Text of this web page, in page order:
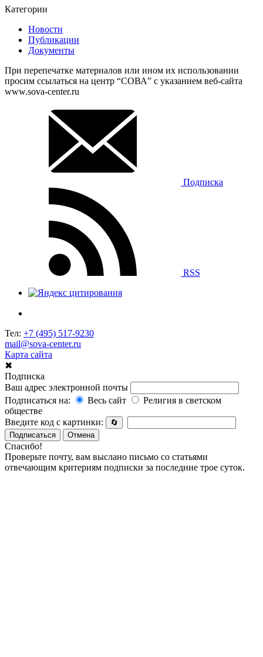
Категории
Новости
Публикации
Документы
При перепечатке материалов или ином их использовании
просим ссылаться на центр “СОВА” с указанием веб-сайта
www.sova-center.ru
Подписка
RSS
Тел: +7 (495) 517-9230
mail@sova-center.ru
Карта сайта
✖
Подписка
Ваш адрес электронной почты
Подписаться на:
Весь сайт
Религия в светском
обществе
Введите код с картинки:
🔄
Подписаться
Отмена
Спасибо!
Проверьте почту, вам выслано письмо со статьями
отвечающим критериям подписки за последние трое суток.